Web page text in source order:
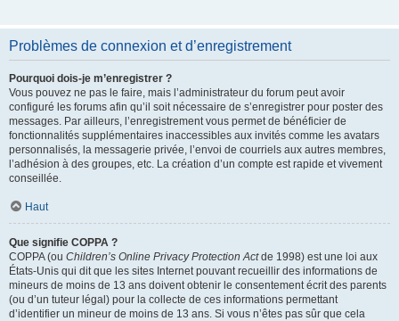
Problèmes de connexion et d’enregistrement
Pourquoi dois-je m’enregistrer ?
Vous pouvez ne pas le faire, mais l’administrateur du forum peut avoir
configuré les forums afin qu’il soit nécessaire de s’enregistrer pour poster des
messages. Par ailleurs, l’enregistrement vous permet de bénéficier de
fonctionnalités supplémentaires inaccessibles aux invités comme les avatars
personnalisés, la messagerie privée, l’envoi de courriels aux autres membres,
l’adhésion à des groupes, etc. La création d’un compte est rapide et vivement
conseillée.
Haut
Que signifie COPPA ?
COPPA (ou Children’s Online Privacy Protection Actde 1998) est une loi aux
États-Unis qui dit que les sites Internet pouvant recueillir des informations de
mineurs de moins de 13 ans doivent obtenir le consentement écrit des parents
(ou d’un tuteur légal) pour la collecte de ces informations permettant
d’identifier un mineur de moins de 13 ans. Si vous n’êtes pas sûr que cela